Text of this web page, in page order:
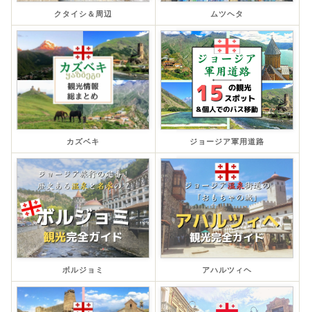
クタイシ＆周辺 ムツヘタ
カズベキ ジョージア軍用道路
ボルジョミ アハルツィヘ